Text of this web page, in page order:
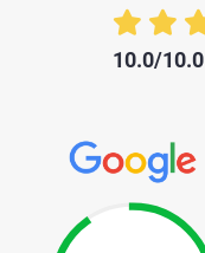
10.0/10.0